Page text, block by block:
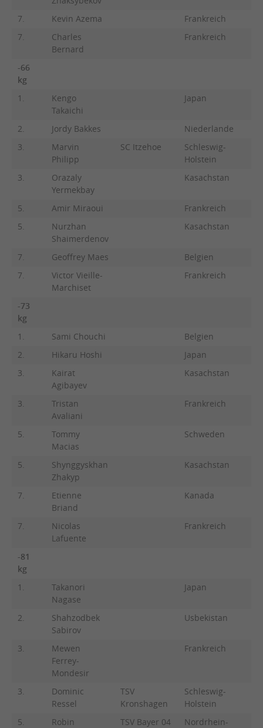
7.
Kevin Azema
Frankreich
7.
Charles
Bernard
Frankreich
-66
kg
1.
Kengo
Takaichi
Japan
2. Jordy Bakkes
Niederlande
3.
Marvin
Philipp
SC Itzehoe
Schleswig-
Holstein
3.
Orazaly
Yermekbay
Kasachstan
5. Amir Miraoui
Frankreich
5.
Nurzhan
Shaimerdenov
Kasachstan
7. Geoffrey Maes
Belgien
7.
Victor Vieille-
Marchiset
Frankreich
-73
kg
1.
Sami Chouchi
Belgien
2.
Hikaru Hoshi
Japan
3.
Kairat
Agibayev
Kasachstan
3.
Tristan
Avaliani
Frankreich
5.
Tommy
Macias
Schweden
5.
Shynggyskhan
Zhakyp
Kasachstan
7.
Etienne
Briand
Kanada
7.
Nicolas
Lafuente
Frankreich
-81
kg
1.
Takanori
Nagase
Japan
2.
Shahzodbek
Sabirov
Usbekistan
3.
Mewen
Ferrey-
Mondesir
Frankreich
3.
Dominic
Ressel
TSV
Kronshagen
Schleswig-
Holstein
5.
Robin
TSV Bayer 04
Nordrhein-